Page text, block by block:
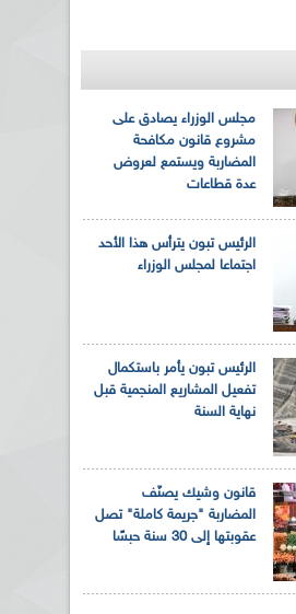
مجلس الوزراء يصادق على
مشروع قانون مكافحة
المضاربة ويستمع لعروض
عدة قطاعات
الرئيس تبون يترأس هذا الأحد
اجتماعا لمجلس الوزراء
الرئيس تبون يأمر باستكمال
تفعيل المشاريع المنجمية قبل
نهاية السنة
قانون وشيك يصنّف
المضاربة "جريمة كاملة" تصل
عقوبتها إلى 30 سنة حبسًا